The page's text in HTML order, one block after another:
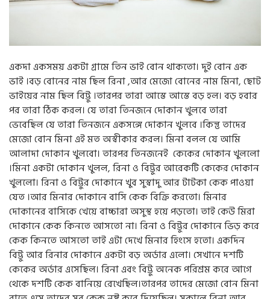
একদা একসময় একটা গ্রামে তিন ভাই বোন থাকতো। দুই বোন এক
ভাই ।বড় বোনের নাম ছিল রিনা ,আর মেজো বোনের নাম মিনা, ছোট
ভাইয়ের নাম ছিল বিট্টু ।তারপর তারা আস্তে আস্তে বড় হল। বড় হবার
পর তারা ঠিক করল। যে তারা তিনজনে দোকান খুলবে তারা
ভেবেছিল যে তারা তিনজনে একসঙ্গে দোকান খুলবে ।কিন্তু তাদের
মেজো বোন মিনা এই মত অস্বীকার করল। মিনা বলল যে আমি
আলাদা দোকান খুলবো। তারপর তিনজনেই কেকের দোকান খুললো
।মিনা একটা দোকান খুলল, রিনা ও বিট্টুর আরেকটি কেকের দোকান
খুললো। রিনা ও বিট্টুর দোকানে খুব সুস্বাদু আর টাটকা কেক পাওয়া
যেত ।আর মিনার দোকানে বাসি কেক বিক্রি করতো। মিনার
দোকানের বাসিকে খেয়ে বাচ্চারা অসুস্থ হয়ে পড়তো। তাই কেউ মিরা
দোকানে কেক‌ কিনতে আসতো না। রিনা ও বিট্টুর দোকানে ভিড় করে
কেক কিনতে আসতো তাই এটা দেখে মিনার হিংসে হতো। একদিন
বিট্টু আর রিনার দোকানে একটা বড় অর্ডার এলো। সেখানে দশটি
কেকের অর্ডার এসেছিল। রিনা এবং বিট্টু অনেক পরিশ্রম করে আগে
থেকে দশটি কেক বানিয়ে রেখেছিল।তারপর তাদের মেজো বোন মিনা